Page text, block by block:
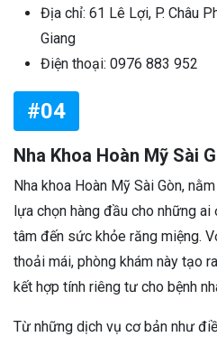
Địa chỉ: 61 Lê Lợi, P. Châu
Giang
Điện thoại: 0976 883 952
#04
Nha Khoa Hoàn Mỹ Sài
Nha khoa Hoàn Mỹ Sài Gòn,
lựa chọn hàng đầu cho những
tâm đến sức khỏe răng miệng.
thoải mái, phòng khám này tạo
kết hợp tính riêng tư cho bệnh
Từ những dịch vụ cơ bản như